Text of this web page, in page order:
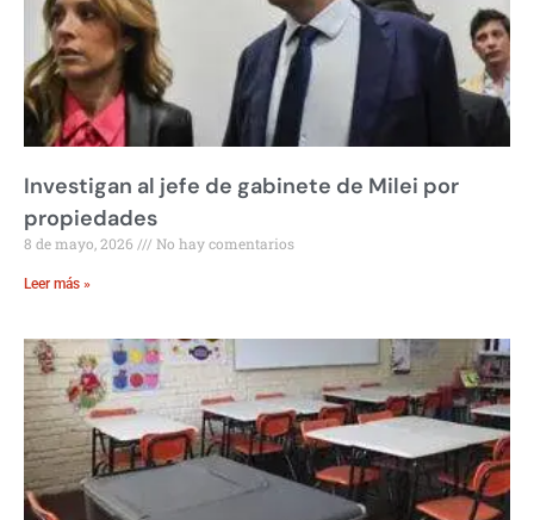
Investigan al jefe de gabinete de Milei por
propiedades
8 de mayo, 2026 No hay comentarios
Leer más »